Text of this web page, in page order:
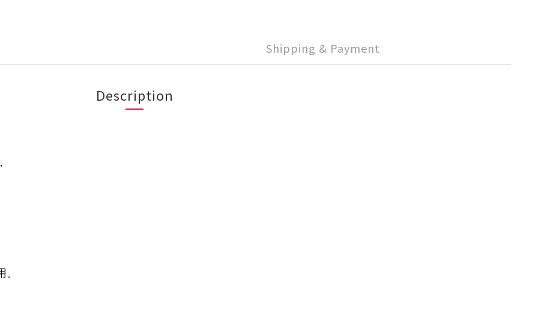
Shipping & Payment
Description